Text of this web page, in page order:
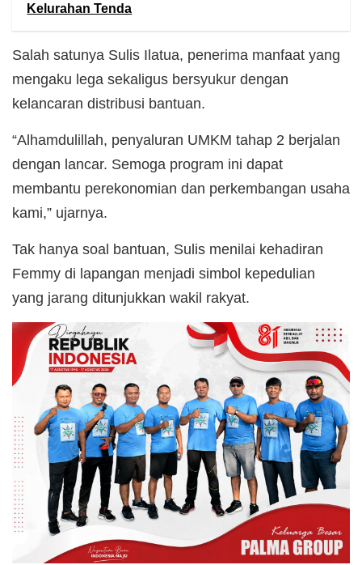
Kelurahan Tenda
Salah satunya Sulis Ilatua, penerima manfaat yang
mengaku lega sekaligus bersyukur dengan
kelancaran distribusi bantuan.
“Alhamdulillah, penyaluran UMKM tahap 2 berjalan
dengan lancar. Semoga program ini dapat
membantu perekonomian dan perkembangan usaha
kami,” ujarnya.
Tak hanya soal bantuan, Sulis menilai kehadiran
Femmy di lapangan menjadi simbol kepedulian
yang jarang ditunjukkan wakil rakyat.